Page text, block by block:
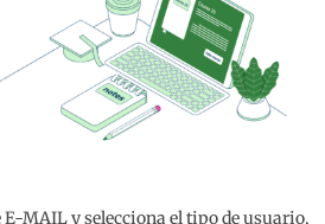
E-MAIL y selecciona el tipo de usuario,